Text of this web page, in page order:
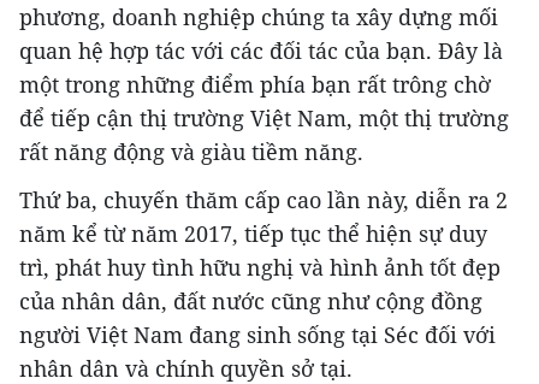
phương, doanh nghiệp chúng ta xây dựng mối
quan hệ hợp tác với các đối tác của bạn. Đây là
một trong những điểm phía bạn rất trông chờ
để tiếp cận thị trường Việt Nam, một thị trường
rất năng động và giàu tiềm năng.
Thứ ba, chuyến thăm cấp cao lần này, diễn ra 2
năm kể từ năm 2017, tiếp tục thể hiện sự duy
trì, phát huy tình hữu nghị và hình ảnh tốt đẹp
của nhân dân, đất nước cũng như cộng đồng
người Việt Nam đang sinh sống tại Séc đối với
nhân dân và chính quyền sở tại.